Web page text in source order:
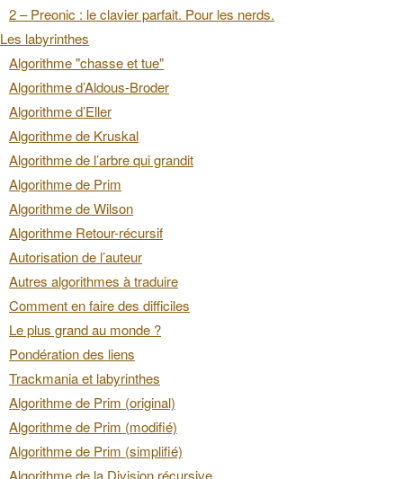
2 – Preonic : le clavier parfait. Pour les nerds.
Les labyrinthes
Algorithme "chasse et tue"
Algorithme d’Aldous-Broder
Algorithme d’Eller
Algorithme de Kruskal
Algorithme de l’arbre qui grandit
Algorithme de Prim
Algorithme de Wilson
Algorithme Retour-récursif
Autorisation de l’auteur
Autres algorithmes à traduire
Comment en faire des difficiles
Le plus grand au monde ?
Pondération des liens
Trackmania et labyrinthes
Algorithme de Prim (original)
Algorithme de Prim (modifié)
Algorithme de Prim (simplifié)
Algorithme de la Division récursive